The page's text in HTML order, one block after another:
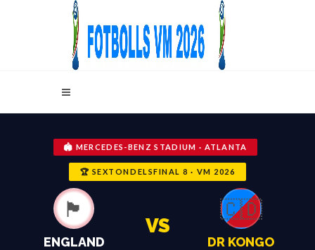
🏟️ MERCEDES-BENZ STADIUM · ATLANTA
🏆 SEXTONDELSFINAL 8 · VM 2026
🏴󠁧󠁢󠁥󠁮󠁧󠁿
ENGLAND
VS
🇨🇩
DR KONGO